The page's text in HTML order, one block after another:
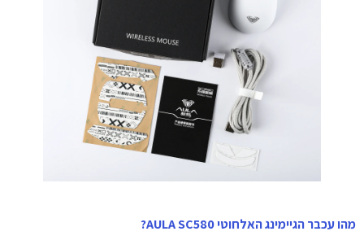
מהו עכבר הגיימינג האלחוטי AULA SC580?